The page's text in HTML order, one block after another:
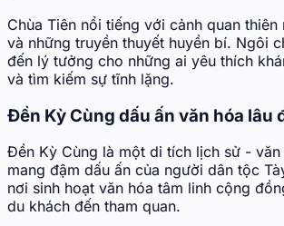
Chùa Tiên nổi tiếng với cảnh quan thiên
và những truyền thuyết huyền bí. Ngôi
đến lý tưởng cho những ai yêu thích
và tìm kiếm sự tĩnh lặng.
Đền Kỳ Cùng dấu ấn văn hóa lâu
Đền Kỳ Cùng là một di tích lịch sử -
mang đậm dấu ấn của người dân tộc
nơi sinh hoạt văn hóa tâm linh cộng
du khách đến tham quan.